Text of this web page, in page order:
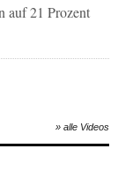
auf 21 Prozent
» alle Videos